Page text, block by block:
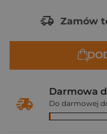
Zamów
Darmowa
Do darmowej